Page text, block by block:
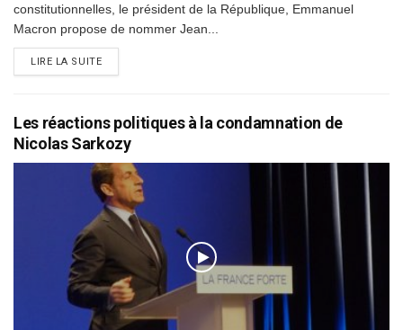
constitutionnelles, le président de la République, Emmanuel
Macron propose de nommer Jean...
LIRE LA SUITEDETAILS
Les réactions politiques à la condamnation de
Nicolas Sarkozy